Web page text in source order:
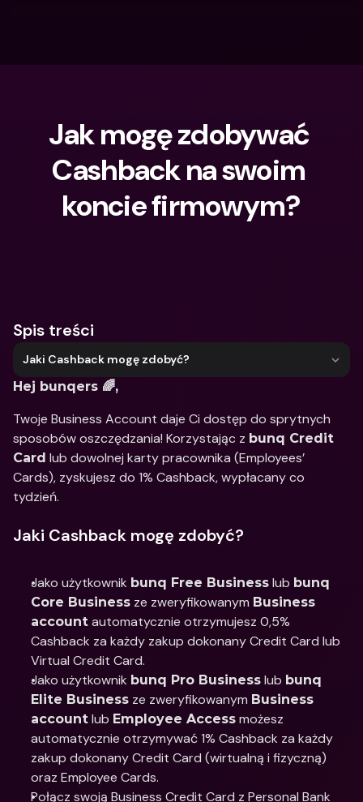
Jak mogę zdobywać
Cashback na swoim
koncie firmowym?
Spis treści
Jaki Cashback mogę zdobyć?
Hej bunqers 🌈,
Twoje Business Account daje Ci dostęp do sprytnych
sposobów oszczędzania! Korzystając z bunq Credit
Card lub dowolnej karty pracownika (Employees’
Cards), zyskujesz do 1% Cashback, wypłacany co
tydzień.
Jaki Cashback mogę zdobyć?
Jako użytkownik bunq Free Business lub bunq
Core Business ze zweryfikowanym Business
account automatycznie otrzymujesz 0,5%
Cashback za każdy zakup dokonany Credit Card lub
Virtual Credit Card.
Jako użytkownik bunq Pro Business lub bunq
Elite Business ze zweryfikowanym Business
account lub Employee Access możesz
automatycznie otrzymywać 1% Cashback za każdy
zakup dokonany Credit Card (wirtualną i fizyczną)
oraz Employee Cards.
Połącz swoją Business Credit Card z Personal Bank